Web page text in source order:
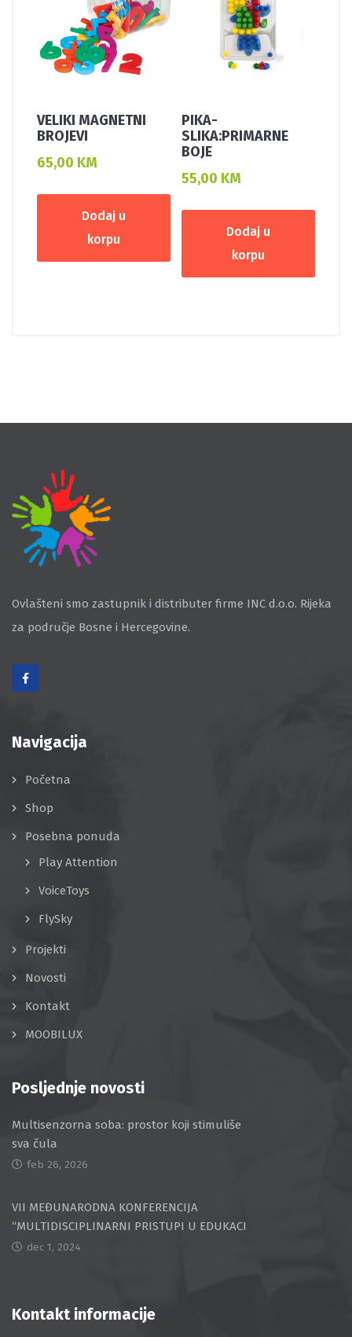
VELIKI MAGNETNI
BROJEVI
65,00 KM
Dodaj u
korpu
PIKA-
SLIKA:PRIMARNE
BOJE
55,00 KM
Dodaj u
korpu
Ovlašteni smo zastupnik i distributer firme INC d.o.o. Rijeka
za područje Bosne i Hercegovine.
Navigacija
Početna
Shop
Posebna ponuda
Play Attention
VoiceToys
FlySky
Projekti
Novosti
Kontakt
MOOBILUX
Posljednje novosti
Multisenzorna soba: prostor koji stimuliše
sva čula
feb 26, 2026
VII MEĐUNARODNA KONFERENCIJA
“MULTIDISCIPLINARNI PRISTUPI U EDUKACI
dec 1, 2024
Kontakt informacije